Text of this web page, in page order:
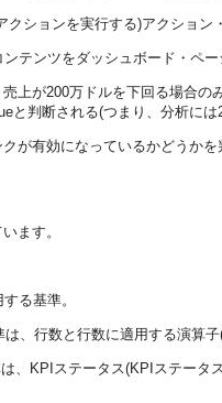
クションを実行する)アクション
テンツをダッシュボード・ペー
上が200万ドルを下回る場合
と判断される(つまり、分析に
が有効になっているかどうか
ます。
る基準。
、行数と行数に適用する演算
、KPIステータス(KPIステータ